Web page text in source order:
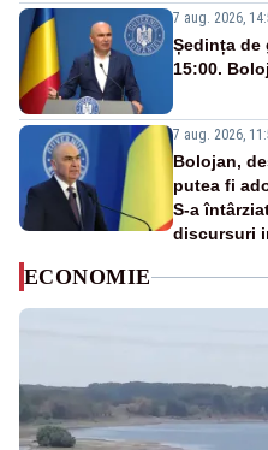
7 aug. 2026,
Ședința de
15:00.
7 aug. 2026,
Bolojan,
putea fi
S-a
discursuri
ECONOMIE